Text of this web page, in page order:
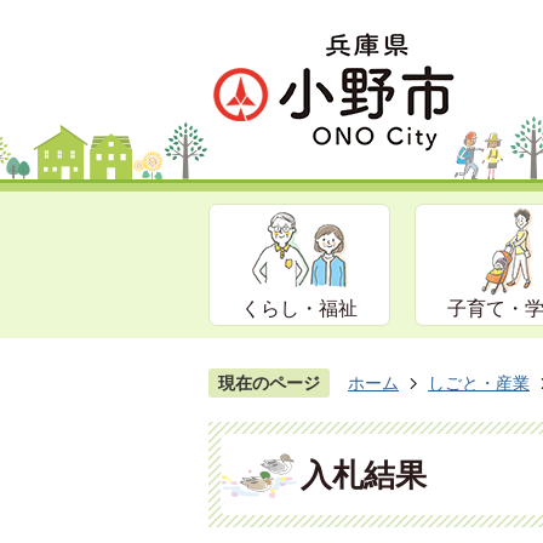
くらし・福祉 子育て・
現在のページ ホーム しごと・産業
入札結果